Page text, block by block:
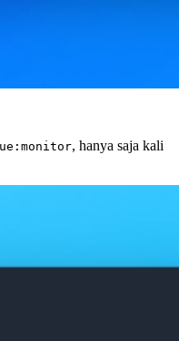
, hanya saja kali